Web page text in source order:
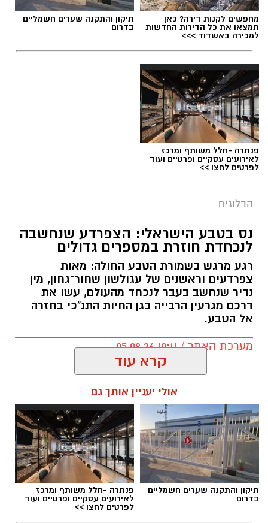
⇐וואטסאפ נס ציונה נט - קליק אחד ואתם
מעודכנים תמיד!
איפה יש בנס ציונה מצלמות חניה
הכסף שנעלם בשקט: כך דמי הניהול שוחקים
מחפשים לקנות דירה? כאן
תמצאו את כל הדירות החדשות
למכירה באשדוד >>>
תיקון והתקנה שערים חשמליים
בדרום
פנתרה -חלל משותף ומרכז
לאירועים עסקיים ופרטיים ועוד
לפרטים לחצו >>
הבלוגים
נס בטבע הישראלי: הצפרדע שנחשבה
לנכחדת חוזרת במספרים גדולים
רגע מרגש בשמורת הטבע החולה: מאות
צפרדעים וראשנים של עגולשון שחור־גחון, מין
נדיר שנחשב בעבר לנכחד מהעולם, עשו את
דרכם מגרעין הרבייה בגן החיות התנ"כי בחזרה
אל הטבע.
מערכת האתר / 10:11 05.08.26
תגים:גולשון שחור־גחון
קרא עוד
אולי יעניין אותך גם
תיקון והתקנה שערים חשמליים
בדרום
פנתרה -חלל משותף ומרכז
לאירועים עסקיים ופרטיים ועוד
לפרטים לחצו >>